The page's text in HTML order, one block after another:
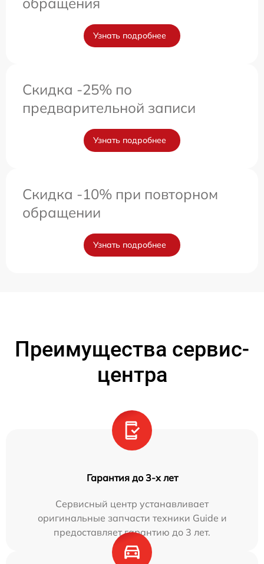
Узнать подробнее
Скидка -25% по
предварительной записи
Узнать подробнее
Скидка -10% при повторном
обращении
Узнать подробнее
Преимущества сервис-
центра
Гарантия до 3-х лет
Сервисный центр устанавливает
оригинальные запчасти техники Guide и
предоставляет гарантию до 3 лет.